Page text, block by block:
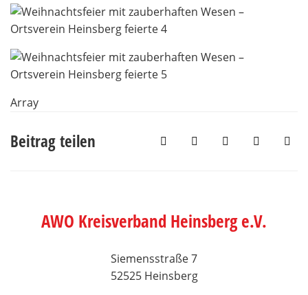
Array
Beitrag teilen
AWO Kreisverband Heinsberg e.V.
Siemensstraße 7
52525 Heinsberg